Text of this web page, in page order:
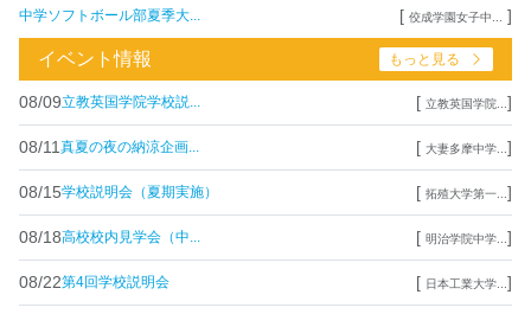
中学ソフトボール部夏季大... [ 佼成学園女子中... ]
イベント情報 もっと見る
08/09立教英国学院学校説... [ 立教英国学院... ]
08/11 真夏の夜の納涼企画... [ 大妻多摩中学... ]
08/15学校説明会（夏期実施） [ 拓殖大学第一... ]
08/18高校校内見学会（中... [ 明治学院中学... ]
08/22第4回学校説明会 [ 日本工業大学... ]